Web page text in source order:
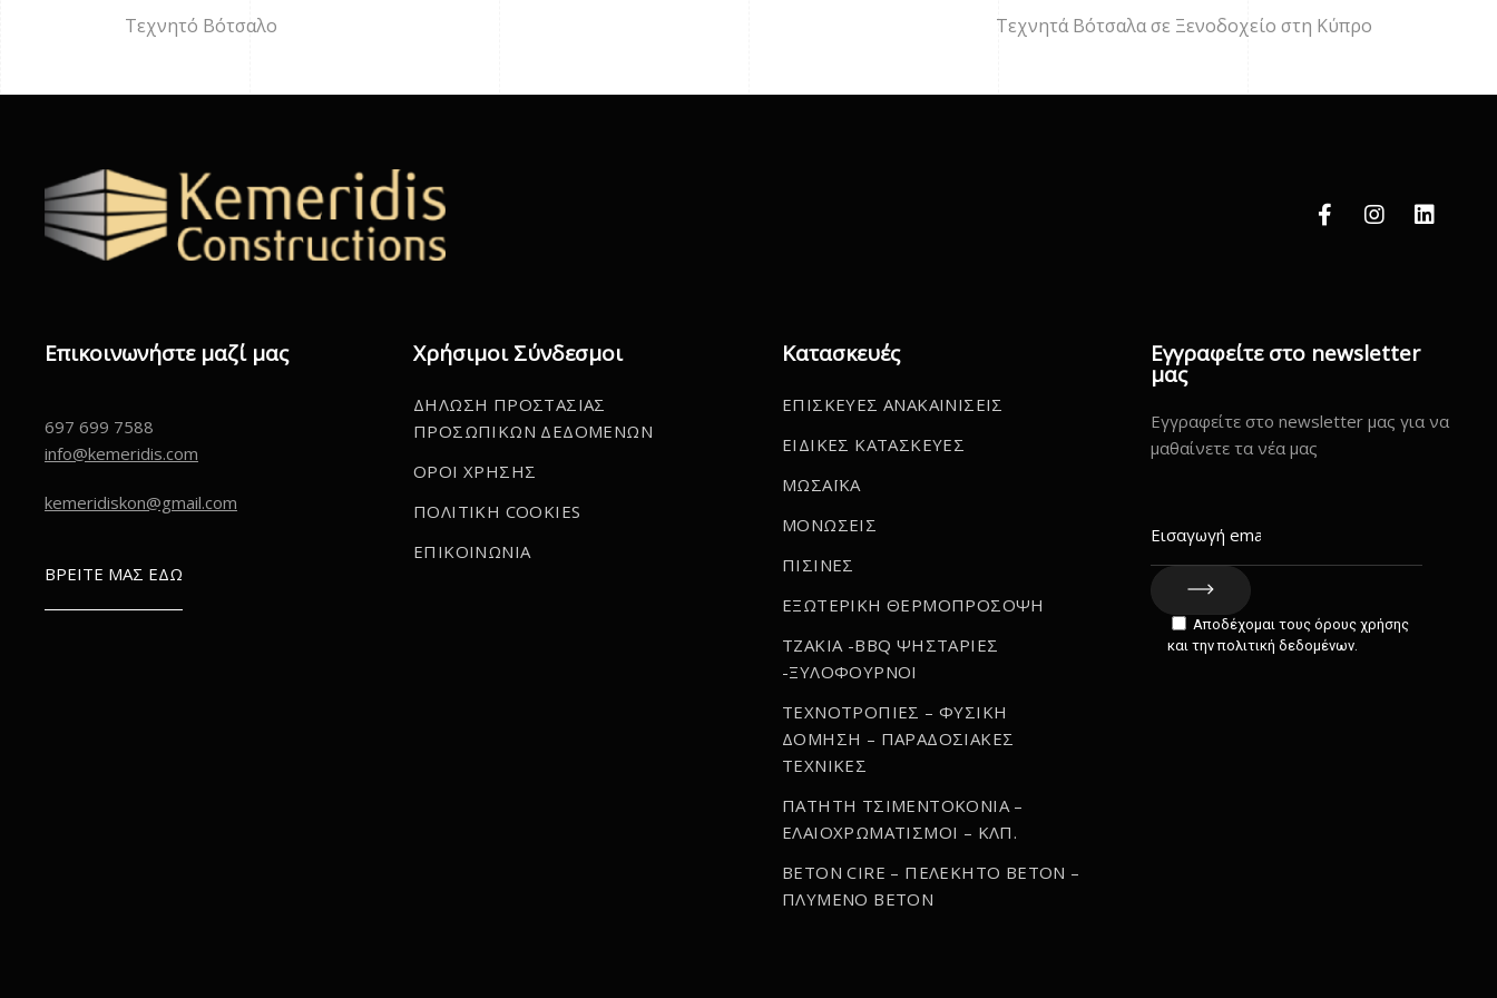
Τεχνητό Βότσαλο
Τεχνητά Βότσαλα σε Ξενοδοχείο στη Κύπρο
Επικοινωνήστε μαζί μας
697 699 7588
info@kemeridis.com
kemeridiskon@gmail.com
ΒΡΕΙΤΕ ΜΑΣ ΕΔΩ
Χρήσιμοι Σύνδεσμοι
ΔΗΛΩΣΗ ΠΡΟΣΤΑΣΙΑΣ
ΠΡΟΣΩΠΙΚΩΝ ΔΕΔΟΜΕΝΩΝ
ΟΡΟΙ ΧΡΗΣΗΣ
ΠΟΛΙΤΙΚΗ COOKIES
ΕΠΙΚΟΙΝΩΝΙΑ
Κατασκευές
ΕΠΙΣΚΕΥΕΣ ΑΝΑΚΑΙΝΙΣΕΙΣ
ΕΙΔΙΚΕΣ ΚΑΤΑΣΚΕΥΕΣ
ΜΩΣΑΪΚΑ
ΜΟΝΩΣΕΙΣ
ΠΙΣΙΝΕΣ
ΕΞΩΤΕΡΙΚΗ ΘΕΡΜΟΠΡΟΣΟΨΗ
ΤΖΑΚΙΑ -BBQ ΨΗΣΤΑΡΙΕΣ
-ΞΥΛΟΦΟΥΡΝΟΙ
ΤΕΧΝΟΤΡΟΠΙΕΣ – ΦΥΣΙΚΗ
ΔΟΜΗΣΗ – ΠΑΡΑΔΟΣΙΑΚΕΣ
ΤΕΧΝΙΚΕΣ
ΠΑΤΗΤΗ ΤΣΙΜΕΝΤΟΚΟΝΙΑ –
ΕΛΑΙΟΧΡΩΜΑΤΙΣΜΟΙ – ΚΛΠ.
BETON CIRE – ΠΕΛΕΚΗΤΟ BETON –
ΠΛΥΜΕΝΟ BETON
Εγγραφείτε στο newsletter
μας
Εγγραφείτε στο newsletter μας για να
μαθαίνετε τα νέα μας
Αποδέχομαι τους όρους χρήσης
και την πολιτική δεδομένων.